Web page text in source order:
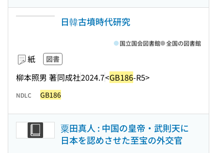
日韓古墳時代研究
紙 図書
柳本照男 著同成社2024.7<GB186-R5>
国立国会図書館 全国の図書館
NDLC GB186
粟田真人 : 中国の皇帝・武則天に
日本を認めさせた至宝の外交官